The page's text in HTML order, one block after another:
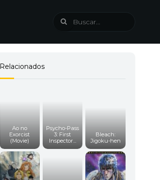
Relacionados
Ao no
Exorcist
(Movie)
Psycho-Pass
3: First
Inspector...
Bleach:
Jigoku-hen